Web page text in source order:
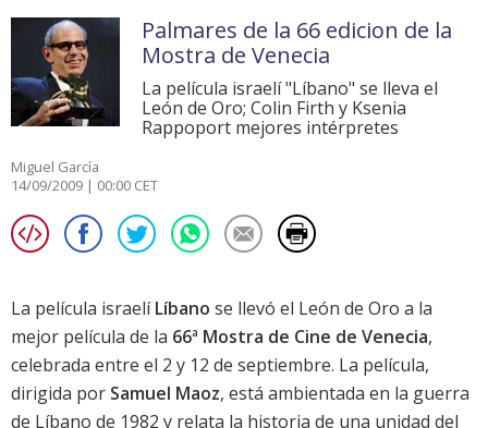
Palmares de la 66 edicion de la
Mostra de Venecia
La película israelí "Líbano" se lleva el
León de Oro; Colin Firth y Ksenia
Rappoport mejores intérpretes
Miguel García
14/09/2009 | 00:00 CET
La película israelíLíbano se llevó el León de Oro a la
mejor película de la 66ª Mostra de Cine de Venecia,
celebrada entre el 2 y 12 de septiembre. La película,
dirigida por Samuel Maoz, está ambientada en la guerra
de Líbano de 1982 y relata la historia de una unidad del